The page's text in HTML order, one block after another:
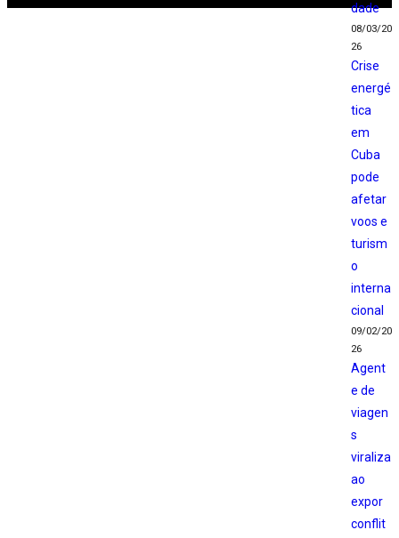
dade
08/03/20
26
Crise
energé
tica
em
Cuba
pode
afetar
voos e
turism
o
interna
cional
09/02/20
26
Agent
e de
viagen
s
viraliza
ao
expor
conflit